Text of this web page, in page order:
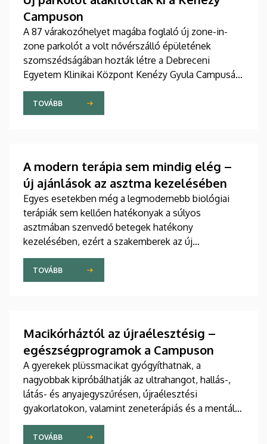
Campuson
A 87 várakozóhelyet magába foglaló új zone-in-
zone parkolót a volt nővérszálló épületének
szomszédságában hozták létre a Debreceni
Egyetem Klinikai Központ Kenézy Gyula Campusán.
Az új területet várhatóan augusztusban nyitják meg
a járművek előtt.
TOVÁBB
A modern terápia sem mindig elég –
új ajánlások az asztma kezelésében
Egyes esetekben még a legmodernebb biológiai
terápiák sem kellően hatékonyak a súlyos
asztmában szenvedő betegek hatékony
kezelésében, ezért a szakemberek az új
gyógyszerek kifejlesztésére irányuló kutatások
felgyorsítását sürgetik. A témában a közelmúltban
jelent meg tanulmány a világ egyik legrangosabb
szerzője a Debreceni Egyetem egyetemi tanára.
TOVÁBB
Macikórháztól az újraélesztésig –
egészségprogramok a Campuson
A gyerekek plüssmacikat gyógyíthatnak, a
nagyobbak kipróbálhatják az ultrahangot, hallás-,
látás- és anyajegyszűrésen, újraélesztési
gyakorlatokon, valamint zeneterápiás és a mentális
egészséget támogató prevenciós foglalkozásokon
is részt vehetnek a július 22-én kezdődő Campus
TOVÁBB